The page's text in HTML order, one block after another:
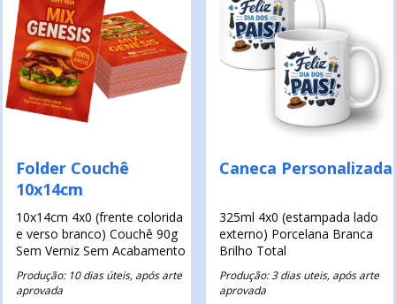
Folder Couchê
10x14cm
10x14cm 4x0 (frente colorida
e verso branco) Couchê 90g
Sem Verniz Sem Acabamento
Produção: 10 dias úteis, após arte
aprovada
Caneca Personalizada
325ml 4x0 (estampada lado
externo) Porcelana Branca
Brilho Total
Produção: 3 dias uteis, após arte
aprovada